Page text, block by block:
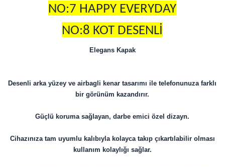
NO:7 HAPPY EVERYDAY
NO:8 KOT DESENLİ
Elegans Kapak
Desenli arka yüzey ve airbagli kenar tasarımı ile telefonunuza farklı
bir görünüm kazandırır.
Güçlü koruma sağlayan, darbe emici özel dizayn.
Cihazınıza tam uyumlu kalıbıyla kolayca takıp çıkartılabilir olması
kullanım kolaylığı sağlar.